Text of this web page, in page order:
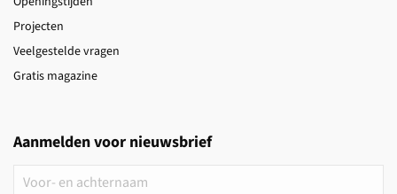
Projecten
Veelgestelde vragen
Gratis magazine
Aanmelden voor nieuwsbrief